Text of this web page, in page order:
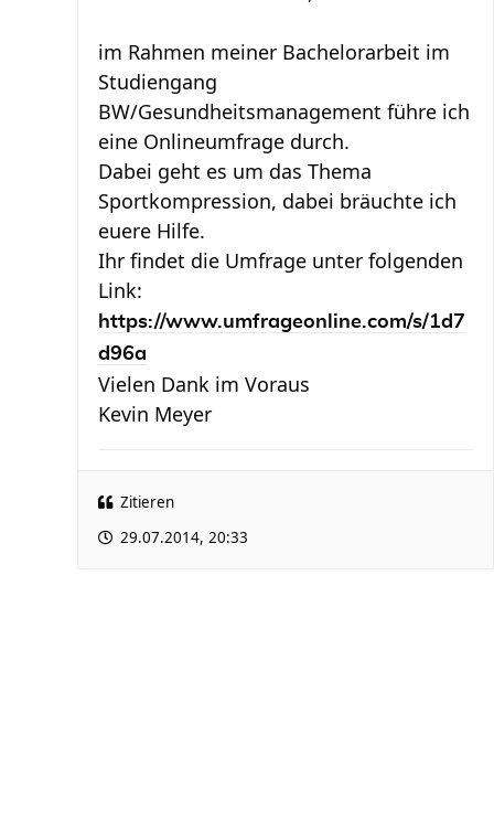
im Rahmen meiner Bachelorarbeit im
Studiengang
BW/Gesundheitsmanagement führe ich
eine Onlineumfrage durch.
Dabei geht es um das Thema
Sportkompression, dabei bräuchte ich
euere Hilfe.
Ihr findet die Umfrage unter folgenden
Link:
https://www.umfrageonline.com/s/1d7
d96a
Vielen Dank im Voraus
Kevin Meyer
Zitieren
29.07.2014, 20:33